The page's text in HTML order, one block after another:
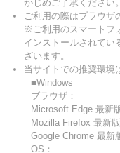
かじめご了承ください。
ご利用の際はブラウザ
※ご利用のスマートフ
インストールされてい
ざいます。
当サイトでの推奨環境
■Windows
ブラウザ：
Microsoft Edge 最新
Mozilla Firefox 最新版
Google Chrome 最新
OS：